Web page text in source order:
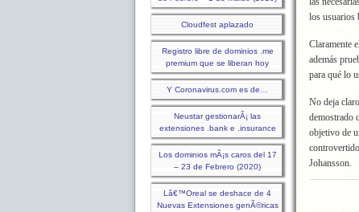
Cloudfest aplazado
Registro libre de dominios .me
premium que se liberan hoy
Y Coronavirus.com es de…
Neustar gestionarÃ¡ las
extensiones .bank e .insurance
Los dominios mÃ¡s caros del 17
– 23 de Febrero (2020)
Lâ€™Oreal se deshace de 4
Nuevas Extensiones genÃ©ricas
los usuarios
Claramente
además
para qué lo
No deja
demostrado
objetivo de
Johansson.